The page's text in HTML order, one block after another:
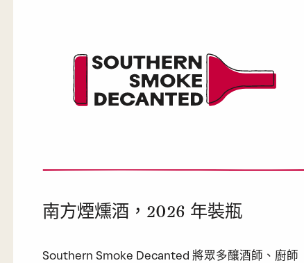
南方煙燻酒，2026 年裝瓶
Southern Smoke Decanted 將眾多釀酒師、廚師